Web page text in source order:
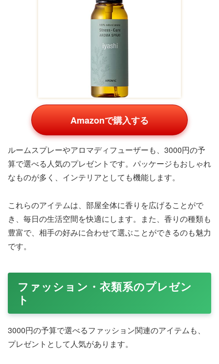
香りは、五感に訴えかけるプレゼントとして、特に女子に
喜ばれます。3000円の予算で、質の良い香り関連のアイ
テムを選ぶことができます。
アロマキャンドル
香りと見た目の両方で五感を満たすアロマキャンドルは、
バレンタインや誕生日、新生活の贈り物に最適です。上品
な香りで、日常を豊かに彩るアイテムとして、大人女性へ
のプレゼントとして喜ばれます。